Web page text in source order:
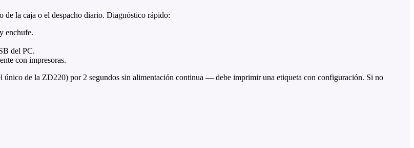
de la caja o el despacho diario. Diagnóstico rápido:
enchufe.
del PC.
con impresoras.
único de la ZD220) por 2 segundos sin alimentación continua — debe imprimir una etiqueta con configuración. Si no